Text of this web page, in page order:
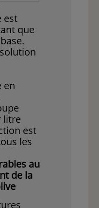
est
que
en
litre
est
les
au
de la